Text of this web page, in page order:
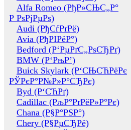
Alfa Romeo (РђР»СЊС„Р°
Р РѕРјРµРѕ)
Audi (РђСѓРґРё)
Avia (РђРІРёР°)
Bedford (Р‘РµРґС„РѕСЂРґ)
BMW (Р‘РњР’)
Buick Skylark (Р‘СЊСЋРёРє
РЎРєР°Р№Р»Р°СЂРє)
Byd (Р‘СЋРґ)
Cadillac (РљР°РґРёР»Р°Рє)
Chana (Р§Р°РЅР°)
Chery (Р§РµСЂРё)